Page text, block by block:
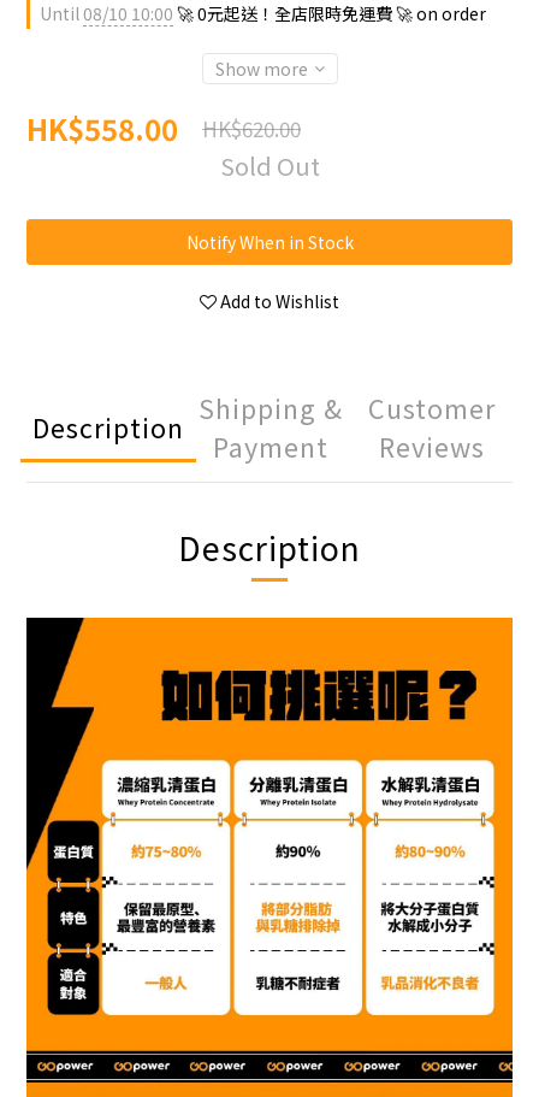
Until08/10 10:00 🚀 0元起送！全店限時免運費 🚀 on order
Show more
HK$558.00 HK$620.00
Sold Out
Notify When in Stock
Add to Wishlist
Description
Shipping &
Payment
Customer
Reviews
Description